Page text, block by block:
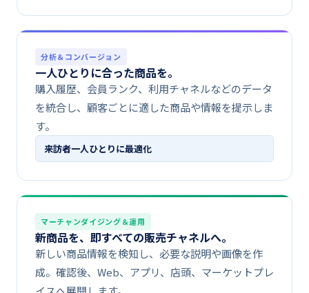
分析＆コンバージョン
一人​​ひとりに​​合った​​商品を。
購入履歴、​会員ランク、​利用チャネルなどの​データ
を​統合し、​顧客ごとに​適した​商品や​情報を​提示しま
す。
来訪者一人​​ひとりに​​最適化
マーチャンダイジング＆運用
新商品を、​​即すべての​​販売チャネルへ。
新しい​商品情報を​検知し、​必要な​説明や​画像を​作
成。​確認後、​Web、​アプリ、​店頭、​マーケットプレ